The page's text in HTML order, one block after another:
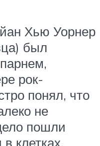
Хью Уорнер
был
рок-
понял, что
не
пошли
клетках,